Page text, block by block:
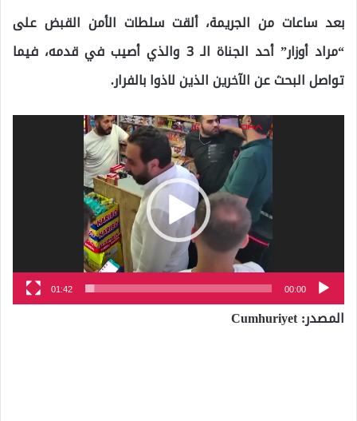
بعد ساعات من الجريمة، ألقت سلطات الأمن القبض على
“مراد أوزار” أحد الجناة الـ 3 والذي أصيب في قدمه، فيما
تواصل البحث عن الآخرين الذين لاذوا بالفرار.
00:00
01:42
المصدر: Cumhuriyet